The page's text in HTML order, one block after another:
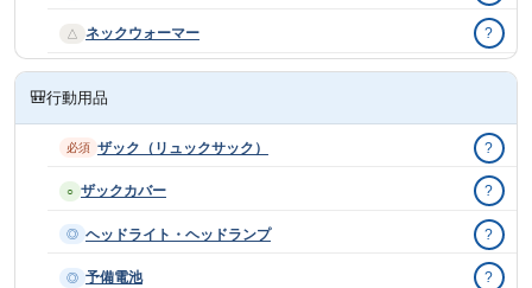
△ ネックウォーマー ?
🎒行動用品
必須 ザック（リュックサック） ?
○ ザックカバー ?
◎ ヘッドライト・ヘッドランプ ?
◎ 予備電池 ?